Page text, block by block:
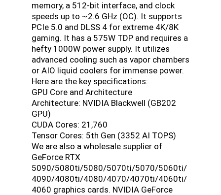
memory, a 512-bit interface, and clock
speeds up to ~2.6 GHz (OC). It supports
PCIe 5.0 and DLSS 4 for extreme 4K/8K
gaming. It has a 575W TDP and requires a
hefty 1000W power supply. It utilizes
advanced cooling such as vapor chambers
or AIO liquid coolers for immense power.
Here are the key specifications:
GPU Core and Architecture
Architecture: NVIDIA Blackwell (GB202
GPU)
CUDA Cores: 21,760
Tensor Cores: 5th Gen (3352 AI TOPS)
We are also a wholesale supplier of
GeForce RTX
5090/5080ti/5080/5070ti/5070/5060ti/
4090/4080ti/4080/4070/4070ti/4060ti/
4060 graphics cards. NVIDIA GeForce